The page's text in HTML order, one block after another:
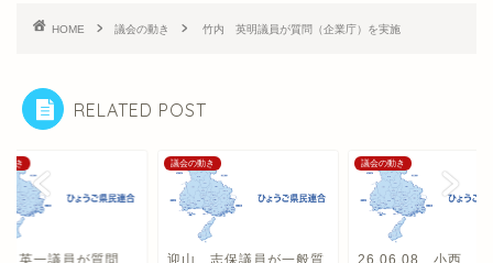
HOME 議会の動き 竹内 英明議員が質問（企業庁）を実施
RELATED POST
動き
英一議員が質問
議会の動き
迎山 志保議員が一般質
議会の動き
26.06.08 小西 ひ